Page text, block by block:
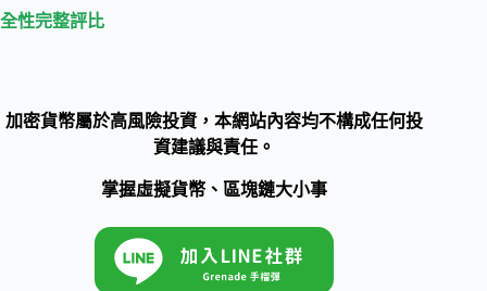
全性完整評比
加密貨幣屬於高風險投資，本網站內容均不構成任何投
資建議與責任。
掌握虛擬貨幣、區塊鏈大小事